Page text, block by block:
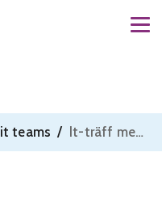
it teams / It-träff med tema Facebook